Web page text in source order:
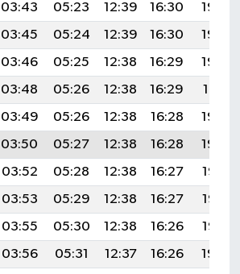
03:43 05:23 12:39 16:30
19:45
03:45 05:24 12:39 16:30
19:43
03:46 05:25 12:38 16:29
19:42
03:48 05:26 12:38 16:29
19:41
03:49 05:26 12:38 16:28
19:40
03:50 05:27 12:38 16:28
19:39
03:52 05:28 12:38 16:27
19:37
03:53 05:29 12:38 16:27
19:36
03:55 05:30 12:38 16:26
19:35
03:56 05:31 12:37 16:26
19:34